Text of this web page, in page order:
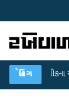
બ્રેકિંગ
લીકના આરોપો પર